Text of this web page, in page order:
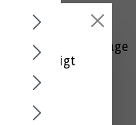
020002092079106
ca. 10 Werktage
angezeigt